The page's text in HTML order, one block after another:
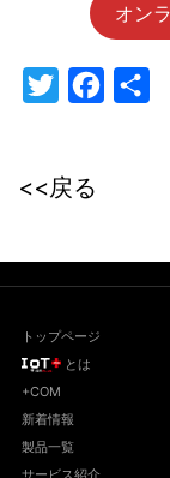
オン
Twitter
<<戻る
トップページ
とは
+COM
新着情報
製品一覧